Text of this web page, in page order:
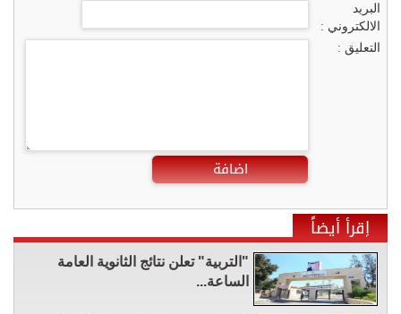
البريد
الالكتروني :
التعليق :
اضافة
إقرأ أيضاً
"التربية" تعلن نتائج الثانوية العامة
الساعة...